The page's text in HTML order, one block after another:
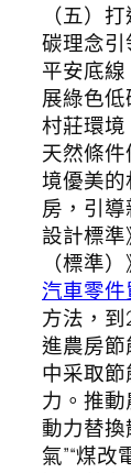
（五）
碳理念
平安底
展綠色
村莊環境
天然條
境優美
房，引
設計標
（標準
汽車零
方法，
進農房
中采取
力。推
動力替換
氣”“煤改